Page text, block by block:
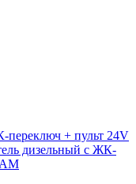
+ пульт 24V
дизельный с ЖК-